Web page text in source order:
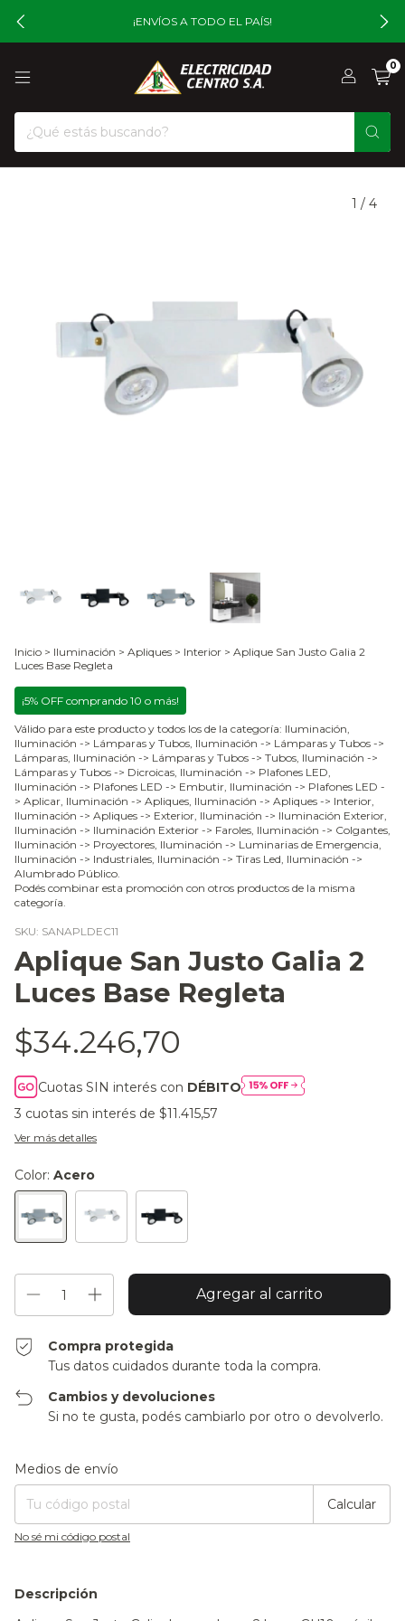
¡ENVÍOS A TODO EL PAÍS!
0
1 / 4
Inicio > Iluminación > Apliques > Interior > Aplique San Justo Galia 2
Luces Base Regleta
¡5% OFF comprando 10 o más!
Válido para este producto y todos los de la categoría: Iluminación,
Iluminación -> Lámparas y Tubos, Iluminación -> Lámparas y Tubos ->
Lámparas, Iluminación -> Lámparas y Tubos -> Tubos, Iluminación ->
Lámparas y Tubos -> Dicroicas, Iluminación -> Plafones LED,
Iluminación -> Plafones LED -> Embutir, Iluminación -> Plafones LED -
> Aplicar, Iluminación -> Apliques, Iluminación -> Apliques -> Interior,
Iluminación -> Apliques -> Exterior, Iluminación -> Iluminación Exterior,
Iluminación -> Iluminación Exterior -> Faroles, Iluminación -> Colgantes,
Iluminación -> Proyectores, Iluminación -> Luminarias de Emergencia,
Iluminación -> Industriales, Iluminación -> Tiras Led, Iluminación ->
Alumbrado Público.
Podés combinar esta promoción con otros productos de la misma
categoría.
SKU: SANAPLDEC11
Aplique San Justo Galia 2
Luces Base Regleta
$34.246,70
Cuotas SIN interés con DÉBITO
3 cuotas sin interés de $11.415,57
Ver más detalles
Color: Acero
Compra protegida
Tus datos cuidados durante toda la compra.
Cambios y devoluciones
Si no te gusta, podés cambiarlo por otro o devolverlo.
Entregas para el CP:
Medios de envío
Calcular
No sé mi código postal
Descripción